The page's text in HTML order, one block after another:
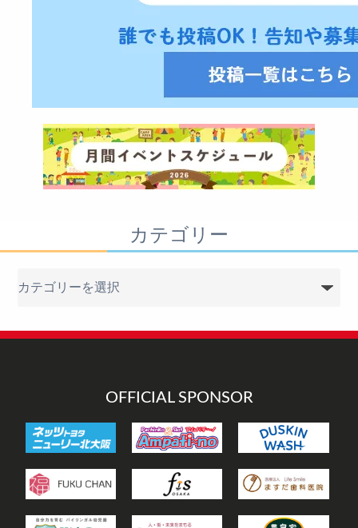
カテゴリー
リ
OFFICIAL SPONSOR